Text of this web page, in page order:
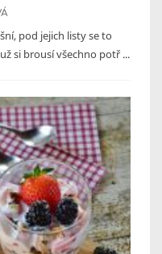
pod jejich listy se to
si brousí všechno potř ...